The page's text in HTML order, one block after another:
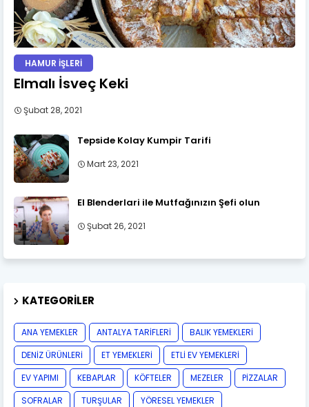
HAMUR İŞLERİ
Elmalı İsveç Keki
Şubat 28, 2021
Tepside Kolay Kumpir Tarifi
Mart 23, 2021
El Blenderlari ile Mutfağınızın Şefi olun
Şubat 26, 2021
KATEGORILER
ANA YEMEKLER ANTALYA TARİFLERİ
BALIK YEMEKLERİ
DENİZ ÜRÜNLERİ
ET YEMEKLERİ
ETLİ EV YEMEKLERİ
EV YAPIMI
KEBAPLAR KÖFTELER MEZELER
PİZZALAR
SOFRALAR
TURŞULAR
YÖRESEL YEMEKLER